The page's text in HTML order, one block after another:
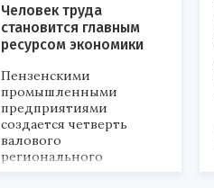
Человек труда
становится главным
ресурсом экономики
Пензенскими
промышленными
предприятиями
создается четверть
валового
регионального
продукта и